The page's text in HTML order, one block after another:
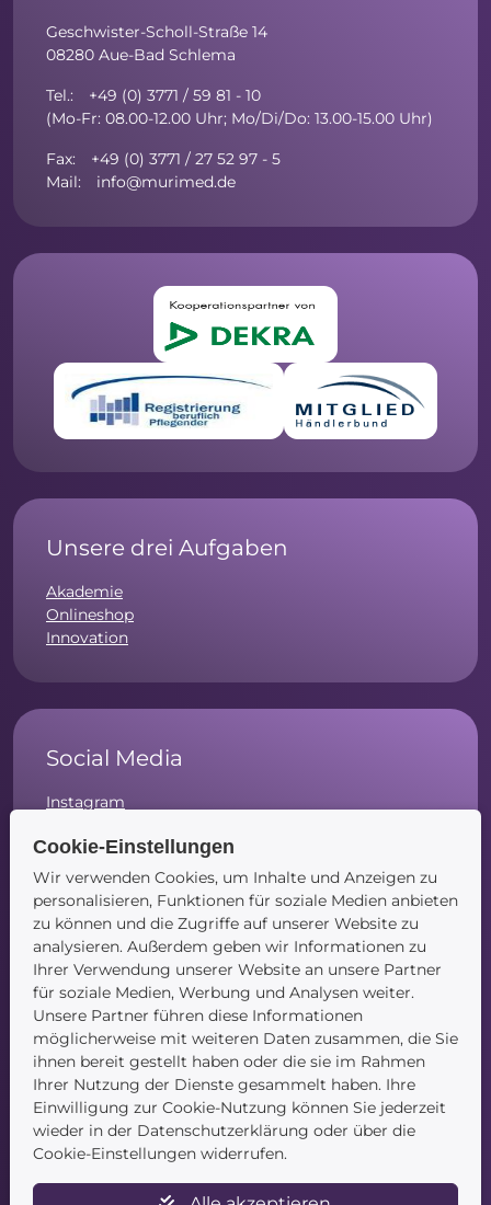
Geschwister-Scholl-Straße 14
08280 Aue-Bad Schlema
Tel.: +49 (0) 3771 / 59 81 - 10
(Mo-Fr: 08.00-12.00 Uhr; Mo/Di/Do: 13.00-15.00 Uhr)
Fax: +49 (0) 3771 / 27 52 97 - 5
Mail: info@murimed.de
Unsere drei Aufgaben
Akademie
Onlineshop
Innovation
Social Media
Instagram
LinkedIn
Navigation
Startseite
Blog
Kontakt
Cookie-Einstellungen
Wir verwenden Cookies, um Inhalte und Anzeigen zu
personalisieren, Funktionen für soziale Medien anbieten
zu können und die Zugriffe auf unserer Website zu
analysieren. Außerdem geben wir Informationen zu
Ihrer Verwendung unserer Website an unsere Partner
für soziale Medien, Werbung und Analysen weiter.
Unsere Partner führen diese Informationen
möglicherweise mit weiteren Daten zusammen, die Sie
ihnen bereit gestellt haben oder die sie im Rahmen
Ihrer Nutzung der Dienste gesammelt haben. Ihre
Einwilligung zur Cookie-Nutzung können Sie jederzeit
wieder in der Datenschutzerklärung oder über die
Cookie-Einstellungen widerrufen.